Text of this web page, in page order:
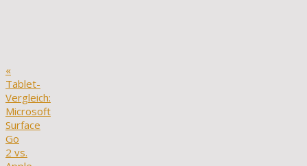
«
Tablet-
Vergleich:
Microsoft
Surface
Go
2 vs.